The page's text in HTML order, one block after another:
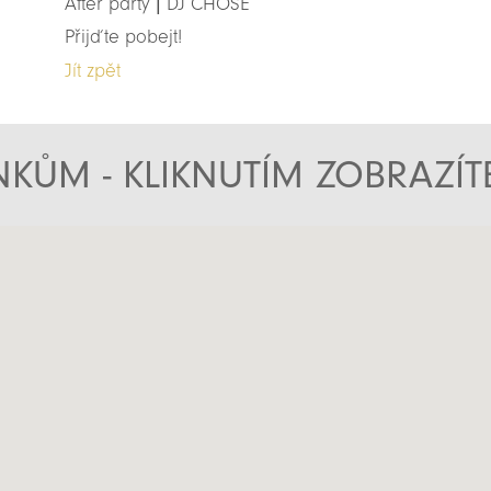
Přijďte pobejt!
Jít zpět
- KLIKNUTÍM